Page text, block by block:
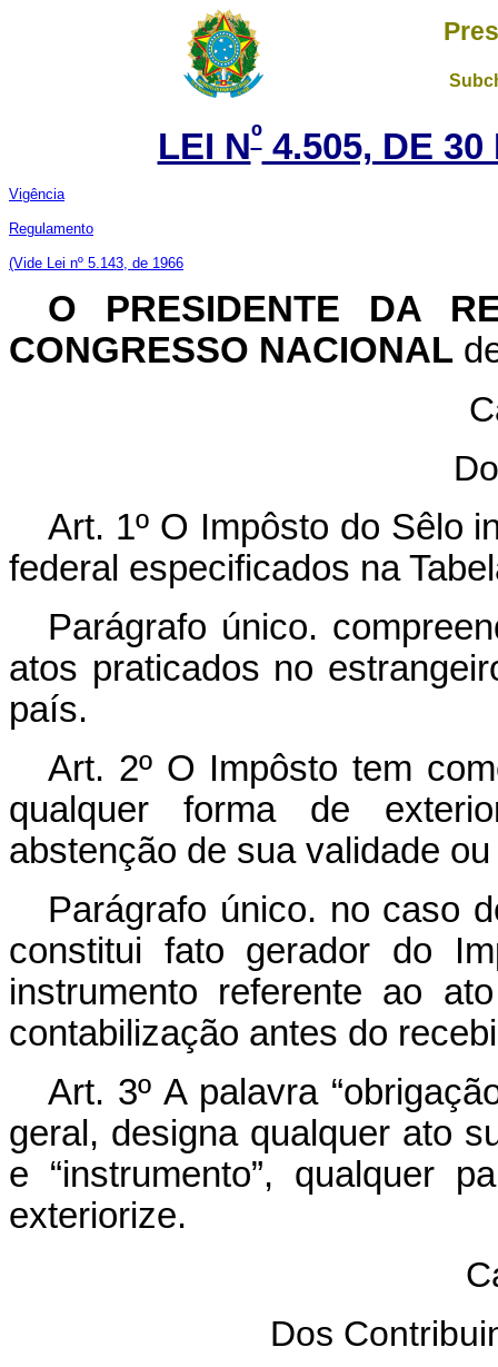
LEI Nº4.505, DE 30
Vigência
Regulamento
(Vide Lei nº 5.143, de 1966
O PRESIDENTE DA
CONGRESSO NACIONAL
Art. 1º O Impôsto do Sêlo
federal especificados na
Parágrafo único.
atos praticados no
país.
Art. 2º O Impôsto tem
qualquer forma de
abstenção de sua validade
Parágrafo único. no caso
constitui fato gerador do
instrumento referente ao
contabilização antes do
Art. 3º A palavra
geral, designa qualquer ato
e “instrumento”, qualquer
exteriorize.
Dos